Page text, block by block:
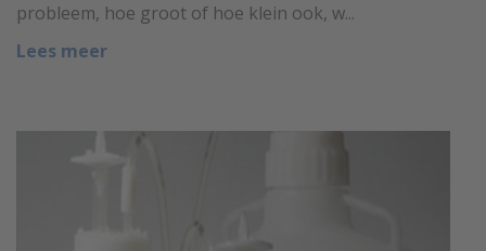
probleem, hoe groot of hoe klein ook, w...
Lees meer